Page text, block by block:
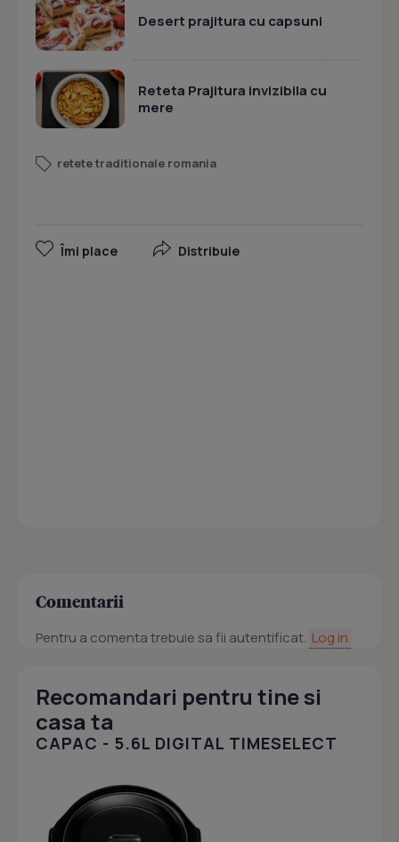
Desert prajitura cu capsuni
Reteta Prajitura invizibila cu
mere
retete traditionale romania
Îmi place Distribuie
Comentarii
Pentru a comenta trebuie sa fii autentificat. Log in
Recomandari pentru tine si
casa ta
CAPAC - 5.6L DIGITAL TIMESELECT